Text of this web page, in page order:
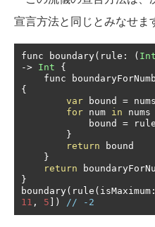
宣言方法と同じとみなせま
func boundary( rule : ( Int
-> Int
{
func
{
var bound = nums
for num in nums
            bound
= rule
}
return bound
}
return
}
boundary( rule ( isMaximum :
11 , 5 ]) // -2